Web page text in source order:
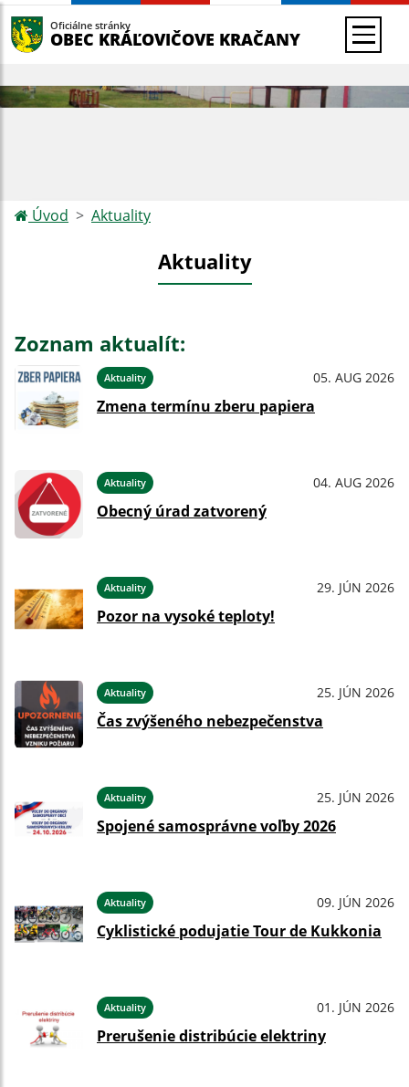
Oficiálne stránky
OBEC KRÁĽOVIČOVE KRAČANY
Úvod Aktuality
Aktuality
Zoznam aktualít:
Aktuality 05. AUG 2026
Zmena termínu zberu papiera
Aktuality 04. AUG 2026
Obecný úrad zatvorený
Aktuality 29. JÚN 2026
Pozor na vysoké teploty!
Aktuality 25. JÚN 2026
Čas zvýšeného nebezpečenstva
Aktuality 25. JÚN 2026
Spojené samosprávne voľby 2026
Aktuality 09. JÚN 2026
Cyklistické podujatie Tour de Kukkonia
Aktuality 01. JÚN 2026
Prerušenie distribúcie elektriny